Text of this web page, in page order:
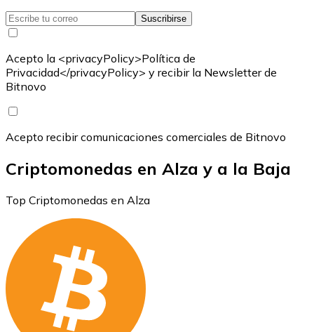
Suscribirse
Acepto la <privacyPolicy>Política de
Privacidad</privacyPolicy> y recibir la Newsletter de
Bitnovo
Acepto recibir comunicaciones comerciales de Bitnovo
Criptomonedas en Alza y a la Baja
Top Criptomonedas en Alza